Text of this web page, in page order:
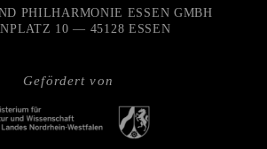
Gefördert von
PHILHARMONIE ESSEN GMBH
10 — 45128 ESSEN